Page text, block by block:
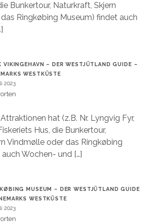
Bunkertour, Naturkraft, Skjern
Ringkøbing Museum) findet auch
VIKINGEHAVN – DER WESTJÜTLAND GUIDE –
WESTKÜSTE
2023
hat (z.B. Nr. Lyngvig Fyr,
Hus, die Bunkertour,
Vindmølle oder das Ringkøbing
Wochen- und […]
MUSEUM – DER WESTJÜTLAND GUIDE
WESTKÜSTE
2023